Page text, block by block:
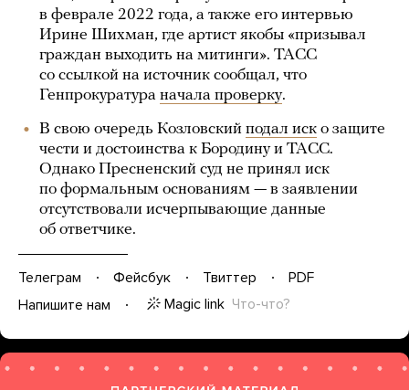
в феврале 2022 года, а также его интервью
Ирине Шихман, где артист якобы «призывал
граждан выходить на митинги». ТАСС
со ссылкой на источник сообщал, что
Генпрокуратура начала проверку.
В свою очередь Козловский подал иск о защите
чести и достоинства к Бородину и ТАСС.
Однако Пресненский суд не принял иск
по формальным основаниям — в заявлении
отсутствовали исчерпывающие данные
об ответчике.
Телеграм Фейсбук Твиттер
PDF
Напишите нам
Magic link Что-что?